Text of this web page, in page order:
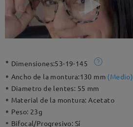
Dimensiones:53-19-145
Ancho de la montura:130 mm (Medio)
Diametro de lentes: 55 mm
Material de la montura:Acetato
Peso: 23g
Bifocal/Progresivo: Sí